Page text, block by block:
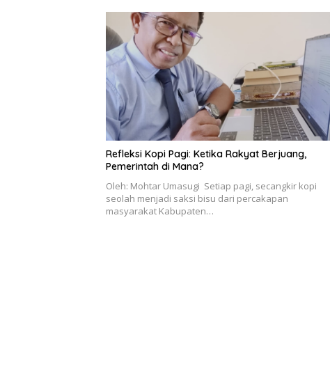
Refleksi Kopi Pagi: Ketika Rakyat Berjuang,
Pemerintah di Mana?
Oleh: Mohtar Umasugi Setiap pagi, secangkir kopi
seolah menjadi saksi bisu dari percakapan
masyarakat Kabupaten…